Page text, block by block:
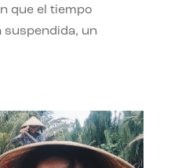
que el tiempo
suspendida, un